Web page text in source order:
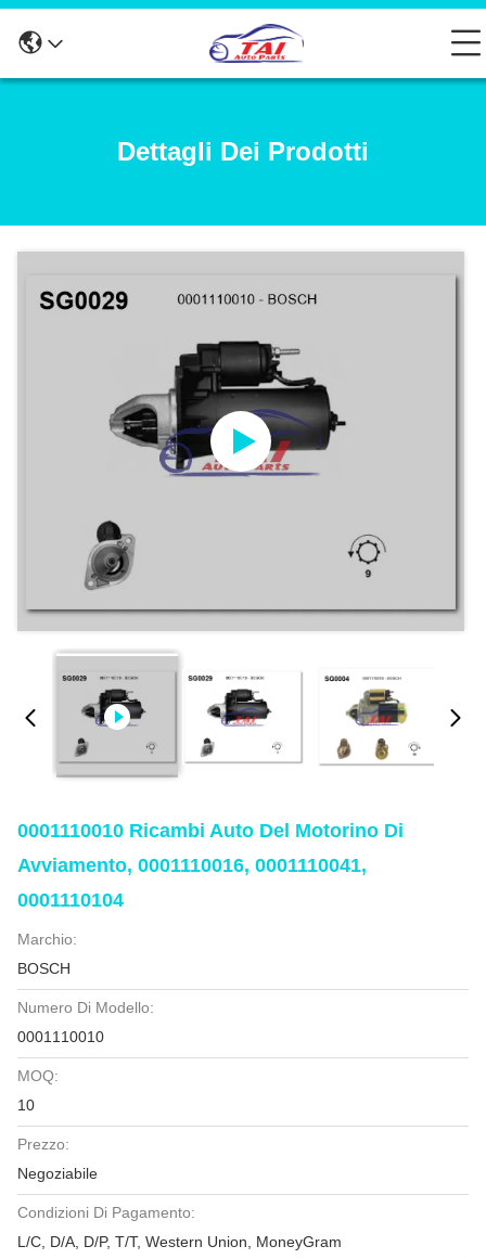
Dettagli Dei Prodotti
0001110010 Ricambi Auto Del Motorino Di
Avviamento, 0001110016, 0001110041,
0001110104
Marchio:
BOSCH
Numero Di Modello:
0001110010
MOQ:
10
Prezzo:
Negoziabile
Condizioni Di Pagamento:
L/C, D/A, D/P, T/T, Western Union, MoneyGram